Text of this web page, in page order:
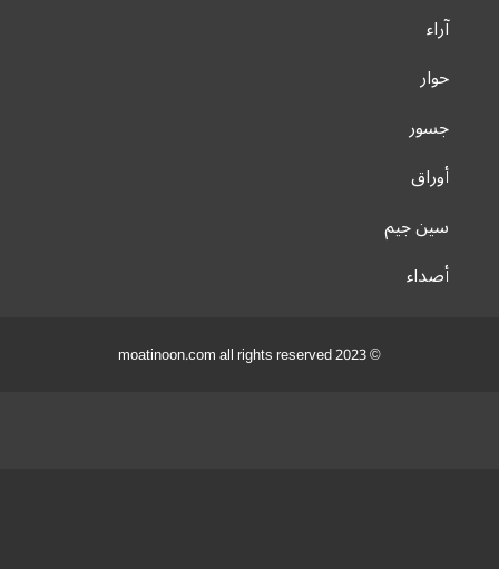
آراء
حوار
جسور
أوراق
سين جيم
أصداء
© 2023 moatinoon.com all rights reserved